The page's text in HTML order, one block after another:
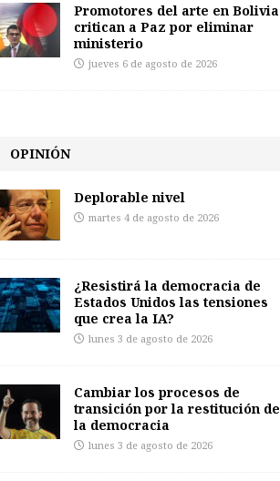
Promotores del arte en Bolivia
critican a Paz por eliminar
ministerio
jueves 6 de agosto de 2026
OPINIÓN
Deplorable nivel
martes 4 de agosto de 2026
¿Resistirá la democracia de
Estados Unidos las tensiones
que crea la IA?
lunes 3 de agosto de 2026
Cambiar los procesos de
transición por la restitución de
la democracia
lunes 3 de agosto de 2026